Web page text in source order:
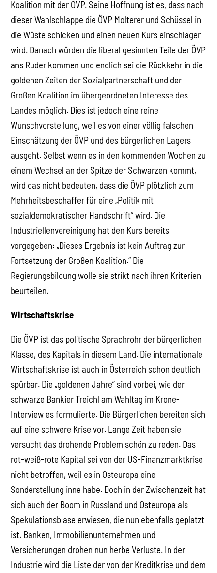
Koalition mit der ÖVP. Seine Hoffnung ist es, dass nach
dieser Wahlschlappe die ÖVP Molterer und Schüssel in
die Wüste schicken und einen neuen Kurs einschlagen
wird. Danach würden die liberal gesinnten Teile der ÖVP
ans Ruder kommen und endlich sei die Rückkehr in die
goldenen Zeiten der Sozialpartnerschaft und der
Großen Koalition im übergeordneten Interesse des
Landes möglich. Dies ist jedoch eine reine
Wunschvorstellung, weil es von einer völlig falschen
Einschätzung der ÖVP und des bürgerlichen Lagers
ausgeht. Selbst wenn es in den kommenden Wochen zu
einem Wechsel an der Spitze der Schwarzen kommt,
wird das nicht bedeuten, dass die ÖVP plötzlich zum
Mehrheitsbeschaffer für eine „Politik mit
sozialdemokratischer Handschrift“ wird. Die
Industriellenvereinigung hat den Kurs bereits
vorgegeben: „Dieses Ergebnis ist kein Auftrag zur
Fortsetzung der Großen Koalition.“ Die
Regierungsbildung wolle sie strikt nach ihren Kriterien
beurteilen.
Wirtschaftskrise
Die ÖVP ist das politische Sprachrohr der bürgerlichen
Klasse, des Kapitals in diesem Land. Die internationale
Wirtschaftskrise ist auch in Österreich schon deutlich
spürbar. Die „goldenen Jahre“ sind vorbei, wie der
schwarze Bankier Treichl am Wahltag im Krone-
Interview es formulierte. Die Bürgerlichen bereiten sich
auf eine schwere Krise vor. Lange Zeit haben sie
versucht das drohende Problem schön zu reden. Das
rot-weiß-rote Kapital sei von der US-Finanzmarktkrise
nicht betroffen, weil es in Osteuropa eine
Sonderstellung inne habe. Doch in der Zwischenzeit hat
sich auch der Boom in Russland und Osteuropa als
Spekulationsblase erwiesen, die nun ebenfalls geplatzt
ist. Banken, Immobilienunternehmen und
Versicherungen drohen nun herbe Verluste. In der
Industrie wird die Liste der von der Kreditkrise und dem